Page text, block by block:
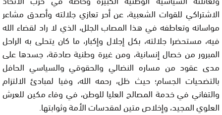
الاشتراكي للقوات الشعبية، عن أحر تعازي جلالته وأصدق مشاعر
مواساته وتعاطفه في هذا المصاب الجلل، الذي لا راد لقضاء الله
فيه، مستحضرا جلالته، بكل إجلال وإكبار، ما كان يتحلى به الراحل
المبرور من خصال إنسانية، ومن غيرة وطنية صادقة، جسدها على
مدى عقود من مساره النضالي والحقوقي والسياسي الحافل
بالتضحيات الجسام؛ حيث ظل، رحمه الله، وفيا لمبادئ الالتزام
والتفاني في خدمة المصالح العليا للوطن، في وفاء مكين للعرش
العلوي المجيد، وإخلاص متين لمقدسات الأمة وثوابتها.